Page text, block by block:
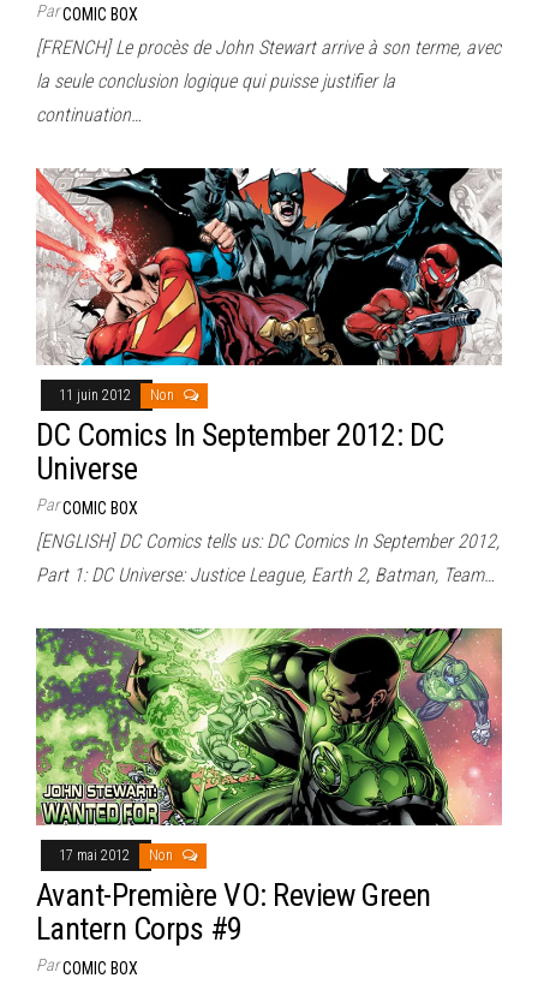
ParCOMIC BOX
[FRENCH] Le procès de John Stewart arrive à son terme, avec
la seule conclusion logique qui puisse justifier la
continuation…
11 juin 2012 Non
DC Comics In September 2012: DC
Universe
ParCOMIC BOX
[ENGLISH] DC Comics tells us: DC Comics In September 2012,
Part 1: DC Universe: Justice League, Earth 2, Batman, Team…
17 mai 2012 Non
Avant-Première VO: Review Green
Lantern Corps #9
ParCOMIC BOX